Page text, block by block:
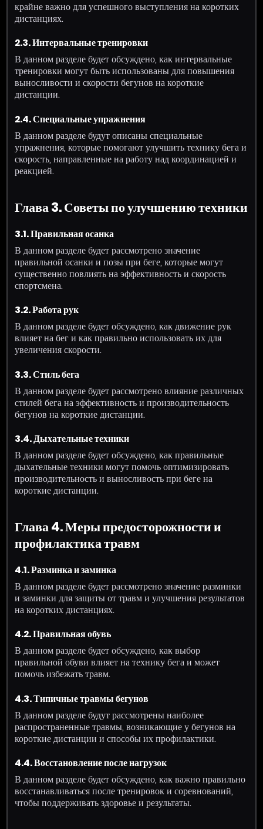
крайне важно для успешного выступления на коротких
дистанциях.
2.3. Интервальные тренировки
В данном разделе будет обсуждено, как интервальные
тренировки могут быть использованы для повышения
выносливости и скорости бегунов на короткие
дистанции.
2.4. Специальные упражнения
В данном разделе будут описаны специальные
упражнения, которые помогают улучшить технику бега и
скорость, направленные на работу над координацией и
реакцией.
Глава 3. Советы по улучшению техники
3.1. Правильная осанка
В данном разделе будет рассмотрено значение
правильной осанки и позы при беге, которые могут
существенно повлиять на эффективность и скорость
спортсмена.
3.2. Работа рук
В данном разделе будет обсуждено, как движение рук
влияет на бег и как правильно использовать их для
увеличения скорости.
3.3. Стиль бега
В данном разделе будет рассмотрено влияние различных
стилей бега на эффективность и производительность
бегунов на короткие дистанции.
3.4. Дыхательные техники
В данном разделе будет обсуждено, как правильные
дыхательные техники могут помочь оптимизировать
производительность и выносливость при беге на
короткие дистанции.
Глава 4. Меры предосторожности и
профилактика травм
4.1. Разминка и заминка
В данном разделе будет рассмотрено значение разминки
и заминки для защиты от травм и улучшения результатов
на коротких дистанциях.
4.2. Правильная обувь
В данном разделе будет обсуждено, как выбор
правильной обуви влияет на технику бега и может
помочь избежать травм.
4.3. Типичные травмы бегунов
В данном разделе будут рассмотрены наиболее
распространенные травмы, возникающие у бегунов на
короткие дистанции и способы их профилактики.
4.4. Восстановление после нагрузок
В данном разделе будет обсуждено, как важно правильно
восстанавливаться после тренировок и соревнований,
чтобы поддерживать здоровье и результаты.